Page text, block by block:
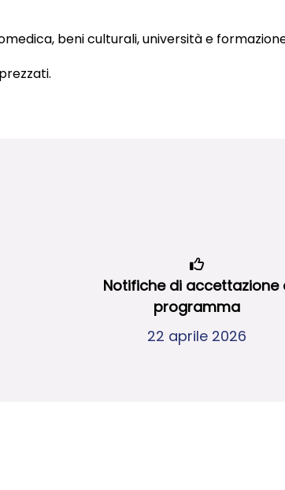
beni culturali, università e
Notifiche di accettazione
programma
22 aprile 2026